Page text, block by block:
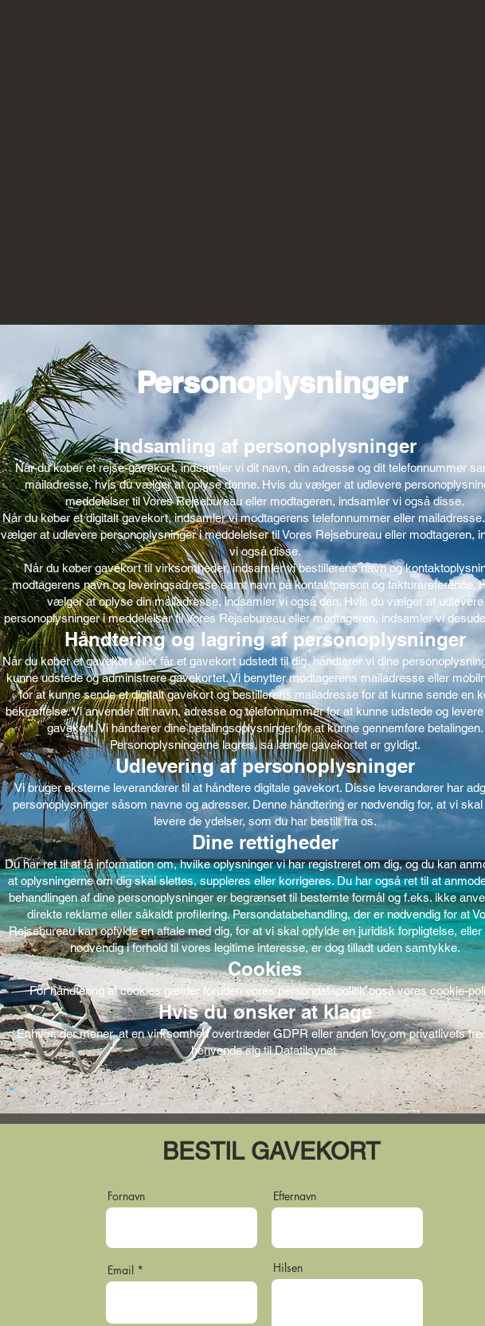
Indsamling af personoplysninger
Når du køber et rejse-gavekort, indsamler vi dit navn, din adresse og dit telefonnummer
mailadresse, hvis du vælger at oplyse denne. Hvis du vælger at udlevere
meddelelser til Vores Rejsebureau eller modtageren, indsamler vi også disse.
Når du køber et digitalt gavekort, indsamler vi modtagerens telefonnummer eller
vælger at udlevere personoplysninger i meddelelser til Vores Rejsebureau eller modtageren,
vi også disse.
Når du køber gavekort til virksomheder, indsamler vi bestillerens navn og
modtagerens navn og leveringsadresse samt navn på kontaktperson og fakturareference.
vælger at oplyse din mailadresse, indsamler vi også den. Hvis du vælger at udlevere
personoplysninger i meddelelser til Vores Rejsebureau eller modtageren, indsamler vi
Håndtering og lagring af personoplysninger
Når du køber et gavekort eller får et gavekort udstedt til dig, håndterer vi dine
kunne udstede og administrere gavekortet. Vi benytter modtagerens mailadresse eller
for at kunne sende et digitalt gavekort og bestillerens mailadresse for at kunne sende en
bekræftelse. Vi anvender dit navn, adresse og telefonnummer for at kunne udstede og
gavekort. Vi håndterer dine betalingsoplysninger for at kunne gennemføre betalingen.
Personoplysningerne lagres, så længe gavekortet er gyldigt.
Udlevering af personoplysninger
Vi bruger eksterne leverandører til at håndtere digitale gavekort. Disse leverandører har
personoplysninger såsom navne og adresser. Denne håndtering er nødvendig for, at vi
levere de ydelser, som du har bestilt fra os.
Dine rettigheder
Du har ret til at få information om, hvilke oplysninger vi har registreret om dig, og du kan
at oplysningerne om dig skal slettes, suppleres eller korrigeres. Du har også ret til at
behandlingen af dine personoplysninger er begrænset til bestemte formål og f.eks. ikke
direkte reklame eller såkaldt profilering. Persondatabehandling, der er nødvendig for at
Rejsebureau kan opfylde en aftale med dig, for at vi skal opfylde en juridisk forpligtelse,
nødvendig i forhold til vores legitime interesse, er dog tilladt uden samtykke.
Cookies
For håndtering af cookies gælder foruden vores persondatapolitik også vores cookie-
Hvis du ønsker at klage
Enhver, der mener, at en virksomhed overtræder GDPR eller anden lov om privatlivets
henvende sig til Datatilsynet.
Personoplysninger
BESTIL GAVEKORT
Fornavn Efternavn
Email Hilsen